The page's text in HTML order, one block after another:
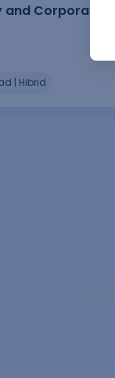
and Corporate
| Hibrid